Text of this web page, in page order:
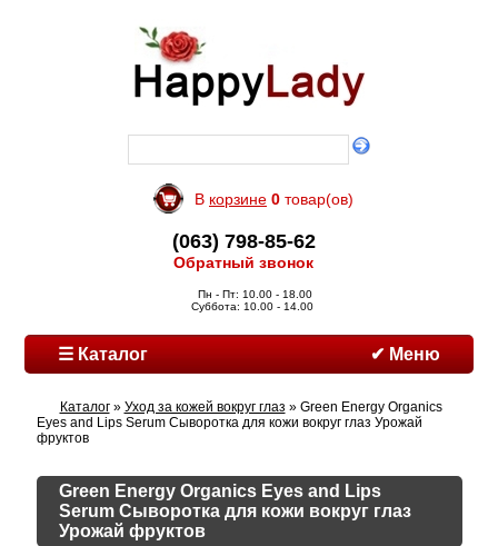
В корзине 0 товар(ов)
(063) 798-85-62
Обратный звонок
Пн - Пт: 10.00 - 18.00
Суббота: 10.00 - 14.00
☰ Каталог ✔ Меню
Каталог» Уход за кожей вокруг глаз » Green Energy Organics
Eyes and Lips Serum Сыворотка для кожи вокруг глаз Урожай
фруктов
Green Energy Organics Eyes and Lips
Serum Сыворотка для кожи вокруг глаз
Урожай фруктов